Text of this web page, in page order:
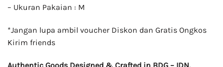
– Ukuran Pakaian : M
*Jangan lupa ambil voucher Diskon dan Gratis Ongkos
Kirim friends
Authentic Goods Designed & Crafted in BDG – IDN.